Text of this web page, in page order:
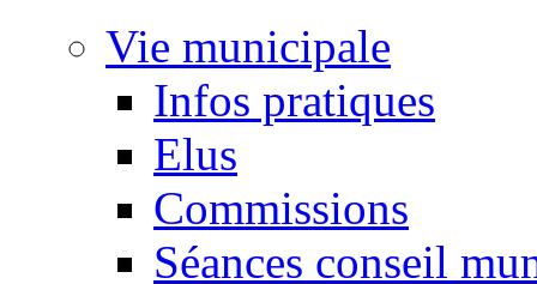
Vie municipale
Infos pratiques
Elus
Commissions
Séances conseil